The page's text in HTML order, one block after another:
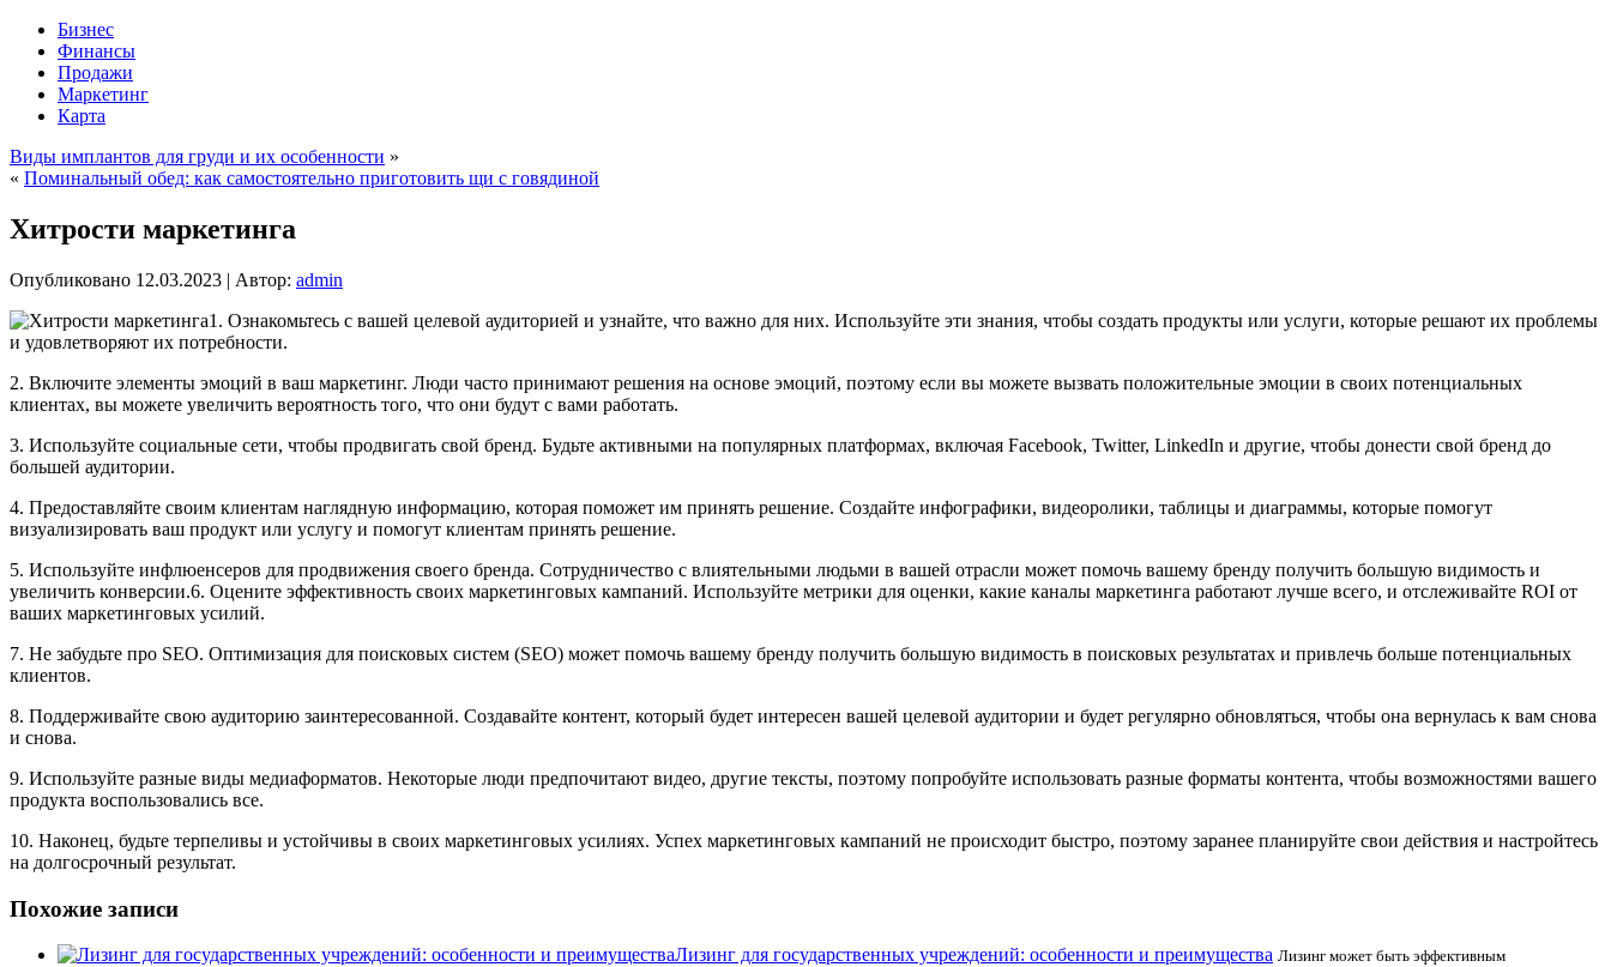
Бизнес
Финансы
Продажи
Маркетинг
Карта
Виды имплантов для груди и их особенности »
« Поминальный обед: как самостоятельно приготовить щи с говядиной
Хитрости маркетинга
Опубликовано 12.03.2023 | Автор: admin
1. Ознакомьтесь с вашей целевой аудиторией и узнайте, что важно для них. Используйте эти знания, чтобы создать продукты или услуги, которые решают их проблемы
и удовлетворяют их потребности.
2. Включите элементы эмоций в ваш маркетинг. Люди часто принимают решения на основе эмоций, поэтому если вы можете вызвать положительные эмоции в своих потенциальных
клиентах, вы можете увеличить вероятность того, что они будут с вами работать.
3. Используйте социальные сети, чтобы продвигать свой бренд. Будьте активными на популярных платформах, включая Facebook, Twitter, LinkedIn и другие, чтобы донести свой бренд до
большей аудитории.
4. Предоставляйте своим клиентам наглядную информацию, которая поможет им принять решение. Создайте инфографики, видеоролики, таблицы и диаграммы, которые помогут
визуализировать ваш продукт или услугу и помогут клиентам принять решение.
5. Используйте инфлюенсеров для продвижения своего бренда. Сотрудничество с влиятельными людьми в вашей отрасли может помочь вашему бренду получить большую видимость и
увеличить конверсии.6. Оцените эффективность своих маркетинговых кампаний. Используйте метрики для оценки, какие каналы маркетинга работают лучше всего, и отслеживайте ROI от
ваших маркетинговых усилий.
7. Не забудьте про SEO. Оптимизация для поисковых систем (SEO) может помочь вашему бренду получить большую видимость в поисковых результатах и привлечь больше потенциальных
клиентов.
8. Поддерживайте свою аудиторию заинтересованной. Создавайте контент, который будет интересен вашей целевой аудитории и будет регулярно обновляться, чтобы она вернулась к вам снова
и снова.
9. Используйте разные виды медиаформатов. Некоторые люди предпочитают видео, другие тексты, поэтому попробуйте использовать разные форматы контента, чтобы возможностями вашего
продукта воспользовались все.
10. Наконец, будьте терпеливы и устойчивы в своих маркетинговых усилиях. Успех маркетинговых кампаний не происходит быстро, поэтому заранее планируйте свои действия и настройтесь
на долгосрочный результат.
Похожие записи
Лизинг для государственных учреждений: особенности и преимущества Лизинг может быть эффективным